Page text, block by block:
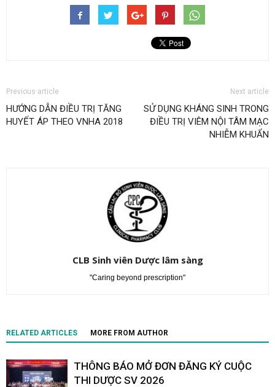
Previous article
HƯỚNG DẪN ĐIỀU TRỊ TĂNG
HUYẾT ÁP THEO VNHA 2018
Next article
SỬ DỤNG KHÁNG SINH TRONG
ĐIỀU TRỊ VIÊM NỘI TÂM MẠC
NHIỄM KHUẨN
CLB Sinh viên Dược lâm sàng
"Caring beyond prescription"
RELATED ARTICLES MORE FROM AUTHOR
THÔNG BÁO MỞ ĐƠN ĐĂNG KÝ CUỘC
THI DƯỢC SV 2026